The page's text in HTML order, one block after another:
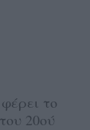
το
20ού